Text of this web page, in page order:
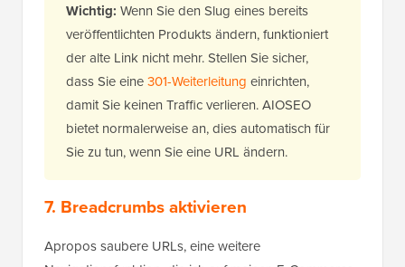
Wichtig: Wenn Sie den Slug eines bereits
veröffentlichten Produkts ändern, funktioniert
der alte Link nicht mehr. Stellen Sie sicher,
dass Sie eine301-Weiterleitung einrichten,
damit Sie keinen Traffic verlieren. AIOSEO
bietet normalerweise an, dies automatisch für
Sie zu tun, wenn Sie eine URL ändern.
7. Breadcrumbs aktivieren
Apropos saubere URLs, eine weitere